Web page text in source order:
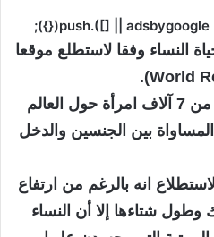
النساء وفقا لاستطلع موقعا
وشمل الاستطلاع آراء أكثر من 7 آلاف امرأة حول العالم
بين الجنسين والدخل
انه بالرغم من ارتفاع
شتاءها إلا أن النساء